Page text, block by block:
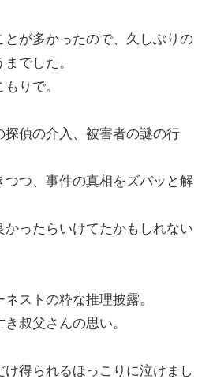
が多かったので、久しぶりの
でした。
りで。
偵の介入、被害者の謎の行
つ、事件の真相をズバッと解
ったらいけてたかもしれない
ストの粋な推理披露。
叔父さんの思い。
得られるほっこりに泣けまし